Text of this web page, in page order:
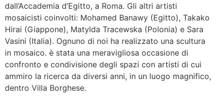
dall’Accademia d’Egitto, a Roma. Gli altri artisti
mosaicisti coinvolti: Mohamed Banawy (Egitto), Takako
Hirai (Giappone), Matylda Tracewska (Polonia) e Sara
Vasini (Italia). Ognuno di noi ha realizzato una scultura
in mosaico. è stata una meravigliosa occasione di
confronto e condivisione degli spazi con artisti di cui
ammiro la ricerca da diversi anni, in un luogo magnifico,
dentro Villa Borghese.